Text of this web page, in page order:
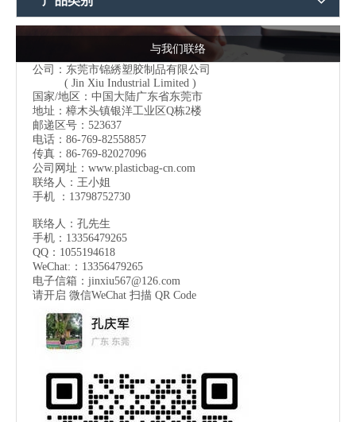
与我们联络
公司：东莞市锦綉塑胶制品有限公司
( Jin Xiu Industrial Limited )
国家/地区：中国大陆广东省东莞市
地址：樟木头镇银洋工业区Q栋2楼
邮递区号：523637
电话：86-769-82558857
传真：86-769-82027096
公司网址： www.plasticbag-cn.com
联络人：王小姐
手机 ：13798752730
联络人：孔先生
手机：13356479265
QQ：1055194618
WeChat:：13356479265
电子信箱： jinxiu567@126.com
请开启 微信WeChat 扫描 QR Code